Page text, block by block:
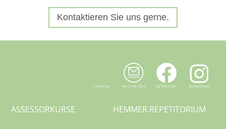
ASSESSORKURSE HEMMER.REPETITORIUM